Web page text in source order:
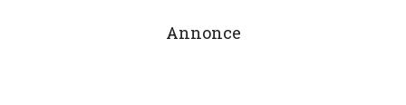
Annonce